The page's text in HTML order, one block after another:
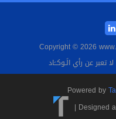
Copyright © 2026
تعبر عن رأي الَـوكــَاد
Powered by
Designed
|